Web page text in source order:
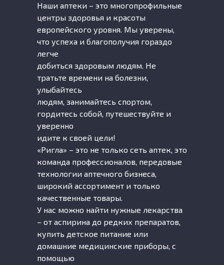
Наши аптеки – это многопрофильные
центры здоровья и красоты
европейского уровня. Мы уверены,
что успеха и благополучия гораздо
легче
добиться здоровым людям. Не
тратьте времени на болезни,
улыбайтесь
людям, занимайтесь спортом,
гордитесь собой, путешествуйте и
уверенно
идите к своей цели!
«Ригла» – это не только сеть аптек, это
команда профессионалов, передовые
технологии аптечного бизнеса,
широкий ассортимент и только
качественные товары.
У нас можно найти нужные лекарства
– от аспирина до редких препаратов,
купить детское питание или
домашние медицинские приборы, с
помощью